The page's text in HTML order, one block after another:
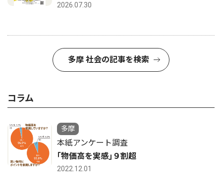
2026.07.30
多摩 社会の記事を検索
コラム
多摩
本紙アンケート調査
｢物価高を実感｣９割超
2022.12.01